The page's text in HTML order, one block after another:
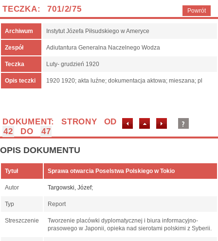
Powrót
TECZKA: 701/2/75
Archiwum Instytut Józefa Piłsudskiego w Ameryce
Zespół Adiutantura Generalna Naczelnego Wodza
Teczka Luty- grudzień 1920
Opis teczki 1920 1920; akta luźne; dokumentacja aktowa; mieszana; pl
DOKUMENT: STRONY OD
42
DO 47
OPIS DOKUMENTU
Tytuł Sprawa otwarcia Poselstwa Polskiego w Tokio
Autor Targowski, Józef;
Typ Report
Streszczenie
Tworzenie placówki dyplomatycznej i biura informacyjno-
prasowego w Japonii, opieka nad sierotami polskimi z Syberii.